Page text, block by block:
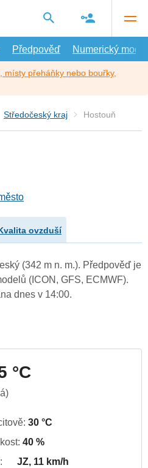
Předpověď Numerický model
místy přeháňky nebo bouřky,
Středočeský kraj Hostouň
ovzduší
(342 m n. m.). Předpověď je
(ICON, GFS, ECMWF).
dnes v 14:00.
°C
30 °C
40 %
JZ, 11 km/h